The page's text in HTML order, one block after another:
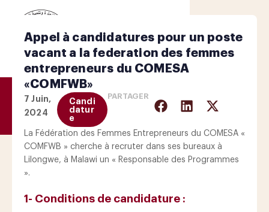
Appel à candidatures pour un poste
vacant a la federation des femmes
entrepreneurs du COMESA
«COMFWB»
7 Juin,
2024
Candi
datur
e
PARTAGER
La Fédération des Femmes Entrepreneurs du COMESA «
COMFWB » cherche à recruter dans ses bureaux à
Lilongwe, à Malawi un « Responsable des Programmes
».
1- Conditions de candidature :